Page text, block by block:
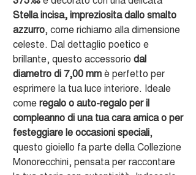
Stella incisa, impreziosita dallo smalto
azzurro, come richiamo alla dimensione
celeste. Dal dettaglio poetico e
brillante, questo accessorio dal
diametro di 7,00 mmè perfetto per
esprimere la tua luce interiore. Ideale
comeregalo o auto-regalo per il
compleanno di una tua cara amica o per
festeggiare le occasioni speciali,
questo gioiello fa parte della Collezione
Monorecchini, pensata per raccontare